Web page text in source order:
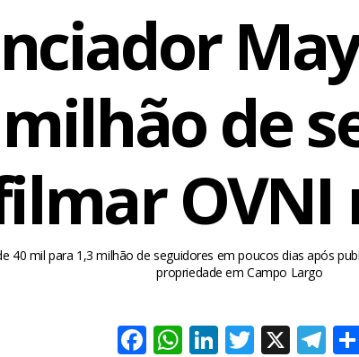
de
OVNI
40 mil para 1,3 milhão de seguidores em poucos dias após
propriedade em Campo Largo
Facebook
WhatsApp
LinkedIn
Twitter
X